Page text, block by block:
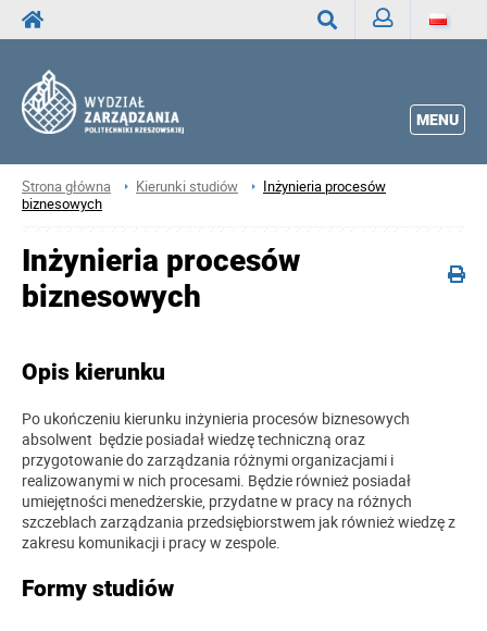
MENU
Strona główna Kierunki studiów
Inżynieria procesów
biznesowych
Inżynieria procesów
biznesowych
Opis kierunku
Po ukończeniu kierunku inżynieria procesów biznesowych
absolwent będzie posiadał wiedzę techniczną oraz
przygotowanie do zarządzania różnymi organizacjami i
realizowanymi w nich procesami. Będzie również posiadał
umiejętności menedżerskie, przydatne w pracy na różnych
szczeblach zarządzania przedsiębiorstwem jak również wiedzę z
zakresu komunikacji i pracy w zespole.
Formy studiów